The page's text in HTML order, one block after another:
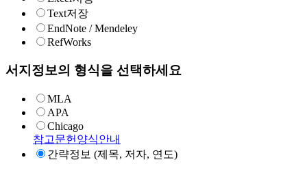
Text저장
EndNote / Mendeley
RefWorks
서지정보의 형식을 선택하세요
MLA
APA
Chicago
참고문헌양식안내
간략정보 (제목, 저자, 연도)